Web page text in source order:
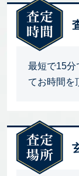
最短で15分
てお時間を